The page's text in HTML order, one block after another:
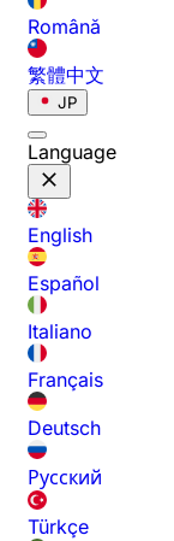
Română
繁體中文
JP
Language
English
Español
Italiano
Français
Deutsch
Русский
Türkçe